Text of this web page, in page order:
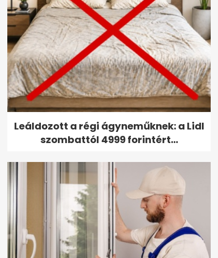
Leáldozott a régi ágyneműknek: a Lidl
szombattól 4999 forintért...